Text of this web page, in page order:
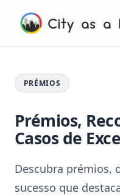
PRÉMIOS
Prémios,
Casos de
Descubra prémios,
sucesso que